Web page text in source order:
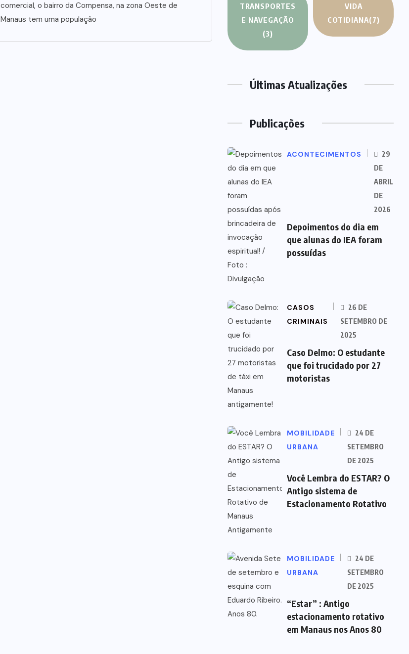
comercial, o bairro da Compensa, na zona Oeste de
Manaus tem uma população
TRANSPORTES
E NAVEGAÇÃO
(3)
VIDA
COTIDIANA(7)
Últimas Atualizações
Publicações
ACONTECIMENTOS
29
DE
ABRIL
DE
2026
Depoimentos do dia em
que alunas do IEA foram
possuídas
CASOS
CRIMINAIS
26 DE
SETEMBRO DE
2025
Caso Delmo: O estudante
que foi trucidado por 27
motoristas
MOBILIDADE
URBANA
24 DE
SETEMBRO
DE 2025
Você Lembra do ESTAR? O
Antigo sistema de
Estacionamento Rotativo
MOBILIDADE
URBANA
24 DE
SETEMBRO
DE 2025
“Estar” : Antigo
estacionamento rotativo
em Manaus nos Anos 80